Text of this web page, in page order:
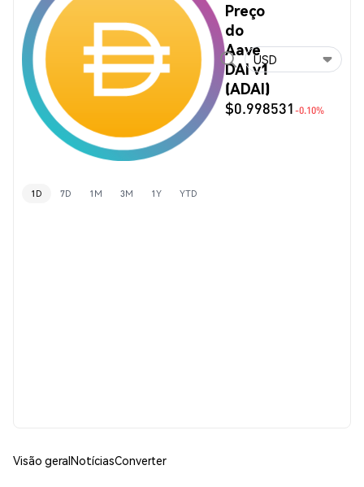
Preço
do
Aave
DAI v1
(ADAI)
$0.998531 -0.10%
USD
1D 7D 1M 3M 1Y YTD
Visão geralNotíciasConverter